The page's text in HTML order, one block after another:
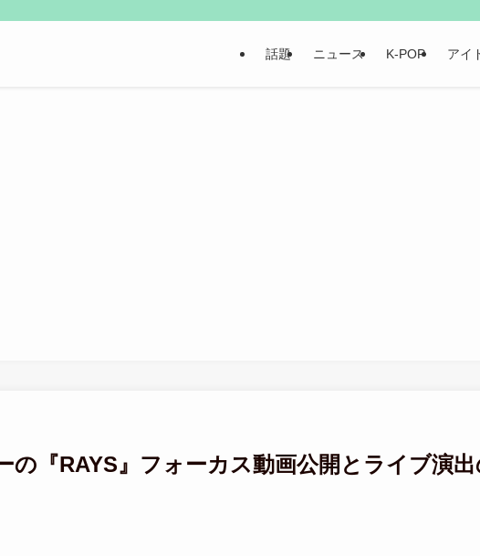
話題 ニュース K-POP アイ
の『RAYS』フォーカス動画公開とライブ演